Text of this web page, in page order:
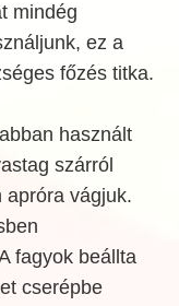
mindég
ez a
főzés titka.
használt
szárról
apróra vágjuk.
fagyok beállta
cserépbe